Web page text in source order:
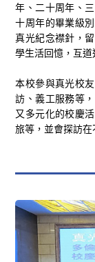
年、二十周年、
十周年的畢業級
真光紀念襟針，
學生活回憶，互道
本校參與真光校
訪、義工服務等
又多元化的校慶
旅等，並會探訪在